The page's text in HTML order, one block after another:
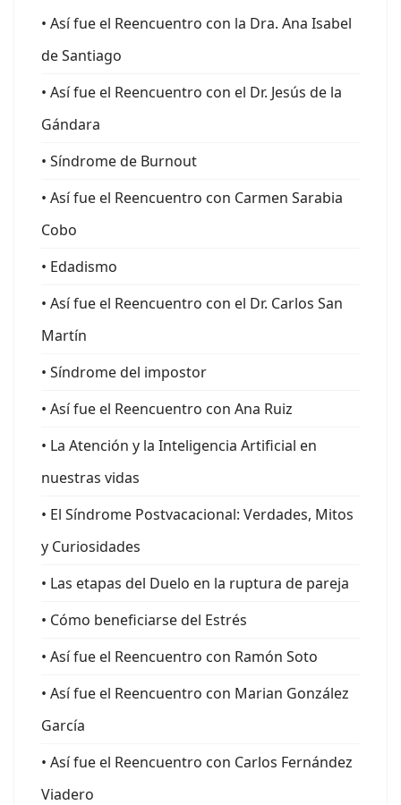
• Así fue el Reencuentro con la Dra. Ana Isabel
de Santiago
• Así fue el Reencuentro con el Dr. Jesús de la
Gándara
• Síndrome de Burnout
• Así fue el Reencuentro con Carmen Sarabia
Cobo
• Edadismo
• Así fue el Reencuentro con el Dr. Carlos San
Martín
• Síndrome del impostor
• Así fue el Reencuentro con Ana Ruiz
• La Atención y la Inteligencia Artificial en
nuestras vidas
• El Síndrome Postvacacional: Verdades, Mitos
y Curiosidades
• Las etapas del Duelo en la ruptura de pareja
• Cómo beneficiarse del Estrés
• Así fue el Reencuentro con Ramón Soto
• Así fue el Reencuentro con Marian González
García
• Así fue el Reencuentro con Carlos Fernández
Viadero